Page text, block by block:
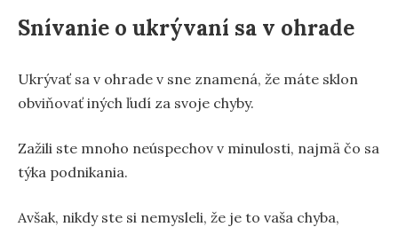
Snívanie o ukrývaní sa v ohrade
Ukrývať sa v ohrade v sne znamená, že máte sklon
obviňovať iných ľudí za svoje chyby.
Zažili ste mnoho neúspechov v minulosti, najmä čo sa
týka podnikania.
Avšak, nikdy ste si nemysleli, že je to vaša chyba,